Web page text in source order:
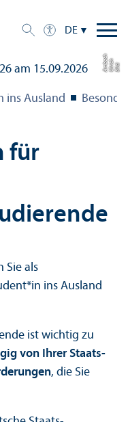
DE
Bil
d:
Ul
ri
c
hA
m
b
ac
h
ins Ausland
für
Sie als
ins Ausland
ist wichtig zu
von Ihrer Staats­
, die Sie